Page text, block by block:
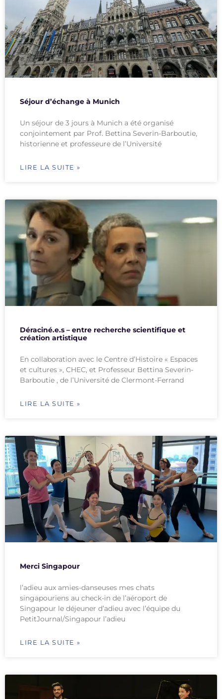
Séjour d’échange à Munich
Un séjour de 3 jours à Munich a été organisé
conjointement par Prof. Bettina Severin-Barboutie,
historienne et professeure de l’Université
LIRE LA SUITE »
Déraciné.e.s – entre recherche scientifique et
création artistique
En collaboration avec le Centre d’Histoire « Espaces
et cultures », CHEC, et Professeur Bettina Severin-
Barboutie , de l’Université de Clermont-Ferrand
LIRE LA SUITE »
Merci Singapour
l’adieu aux amies-danseuses mes chats
singapouriens au check-in de l’aéroport de
Singapour le déjeuner d’adieu avec l’équipe du
PetitJournal/Singapour l’adieu
LIRE LA SUITE »